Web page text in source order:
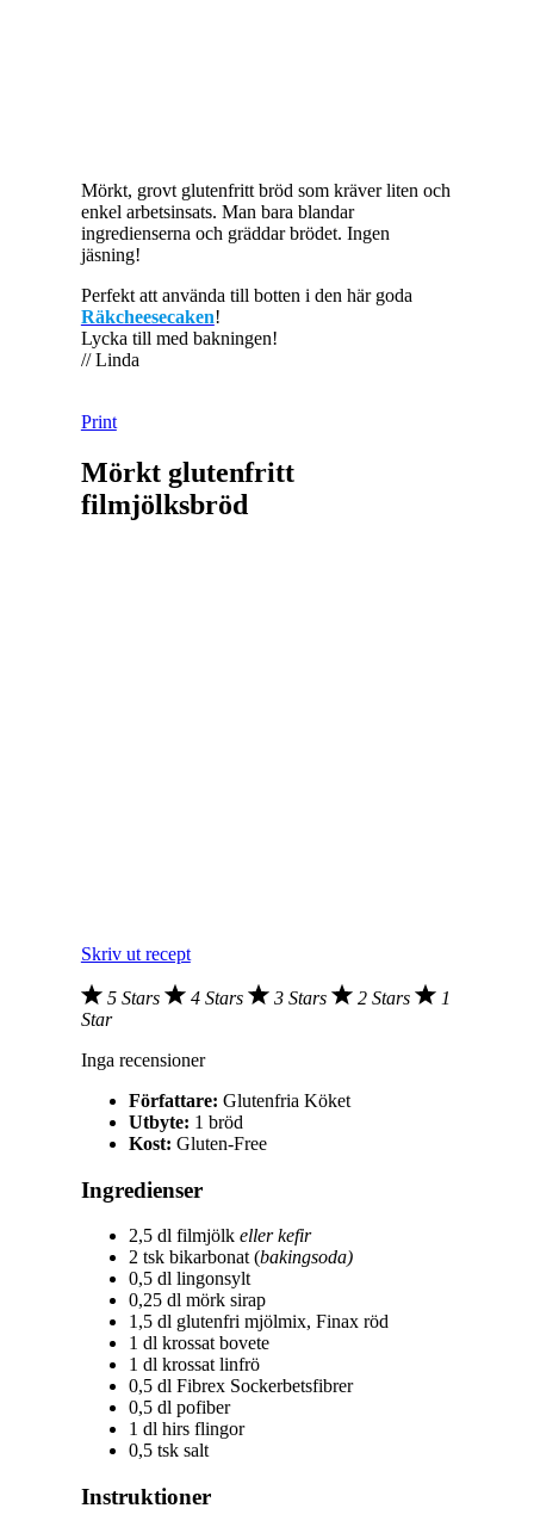
Mörkt, grovt glutenfritt bröd som kräver liten och
enkel arbetsinsats. Man bara blandar
ingredienserna och gräddar brödet. Ingen
jäsning!
Perfekt att använda till botten i den här goda
Räkcheesecaken!
Lycka till med bakningen!
// Linda
Print
Mörkt glutenfritt
filmjölksbröd
Skriv ut recept
5 Stars 4 Stars 3 Stars 2 Stars
1
Star
Inga recensioner
Författare: Glutenfria Köket
Utbyte: 1 bröd
Kost: Gluten-Free
Ingredienser
2,5 dl filmjölk eller kefir
2 tsk bikarbonat (bakingsoda)
0,5 dl lingonsylt
0,25 dl mörk sirap
1,5 dl glutenfri mjölmix, Finax röd
1 dl krossat bovete
1 dl krossat linfrö
0,5 dl Fibrex Sockerbetsfibrer
0,5 dl pofiber
1 dl hirs flingor
0,5 tsk salt
Instruktioner